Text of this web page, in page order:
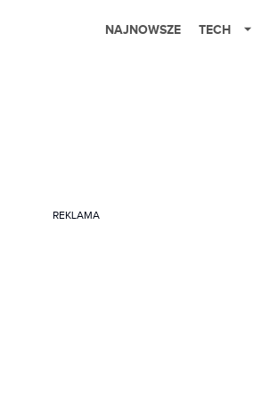
NAJNOWSZE TECH
REKLAMA